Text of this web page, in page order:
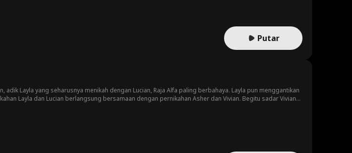
Putar
adik Layla yang seharusnya menikah dengan Lucian, Raja Alfa paling berbahaya. Layla pun menggantikan
Layla dan Lucian berlangsung bersamaan dengan pernikahan Asher dan Vivian. Begitu sadar Vivian